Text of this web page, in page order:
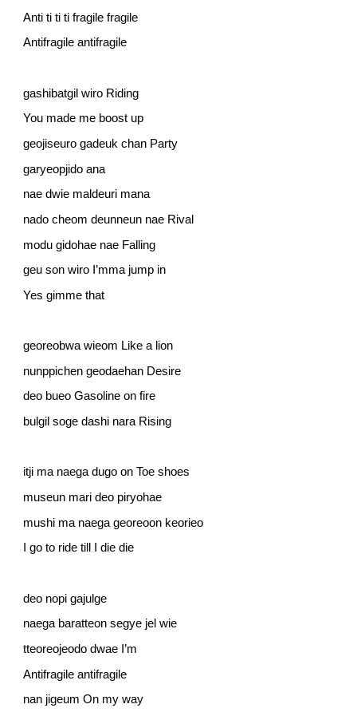
Anti ti ti ti fragile fragile
Antifragile antifragile
gashibatgil wiro Riding
You made me boost up
geojiseuro gadeuk chan Party
garyeopjido ana
nae dwie maldeuri mana
nado cheom deunneun nae Rival
modu gidohae nae Falling
geu son wiro I’mma jump in
Yes gimme that
georeobwa wieom Like a lion
nunppichen geodaehan Desire
deo bueo Gasoline on fire
bulgil soge dashi nara Rising
itji ma naega dugo on Toe shoes
museun mari deo piryohae
mushi ma naega georeoon keorieo
I go to ride till I die die
deo nopi gajulge
naega baratteon segye jel wie
tteoreojeodo dwae I’m
Antifragile antifragile
nan jigeum On my way